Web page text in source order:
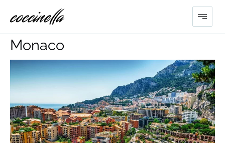
Ferientörn von Elba nach
Monaco